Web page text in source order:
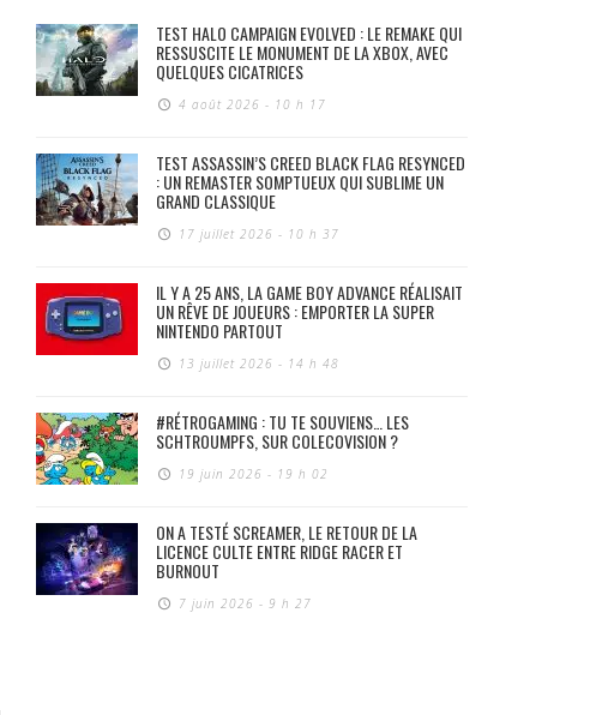
TEST HALO CAMPAIGN EVOLVED : LE REMAKE QUI
RESSUSCITE LE MONUMENT DE LA XBOX, AVEC
QUELQUES CICATRICES
4 août 2026 - 10 h 17
TEST ASSASSIN’S CREED BLACK FLAG RESYNCED
: UN REMASTER SOMPTUEUX QUI SUBLIME UN
GRAND CLASSIQUE
17 juillet 2026 - 10 h 37
IL Y A 25 ANS, LA GAME BOY ADVANCE RÉALISAIT
UN RÊVE DE JOUEURS : EMPORTER LA SUPER
NINTENDO PARTOUT
13 juillet 2026 - 14 h 48
#RÉTROGAMING : TU TE SOUVIENS… LES
SCHTROUMPFS, SUR COLECOVISION ?
19 juin 2026 - 19 h 02
ON A TESTÉ SCREAMER, LE RETOUR DE LA
LICENCE CULTE ENTRE RIDGE RACER ET
BURNOUT
7 juin 2026 - 9 h 27